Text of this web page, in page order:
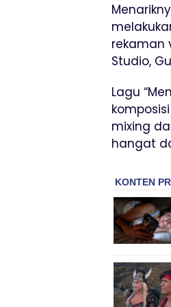
rekaman
Studio,
Lagu
mixing
hangat